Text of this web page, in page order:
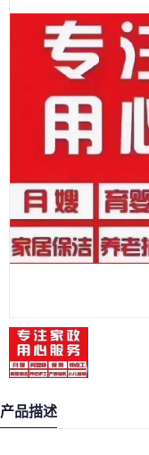
产品描述